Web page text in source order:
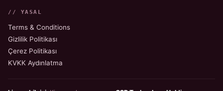
// YASAL
Terms & Conditions
Gizlilik Politikası
Çerez Politikası
KVKK Aydınlatma